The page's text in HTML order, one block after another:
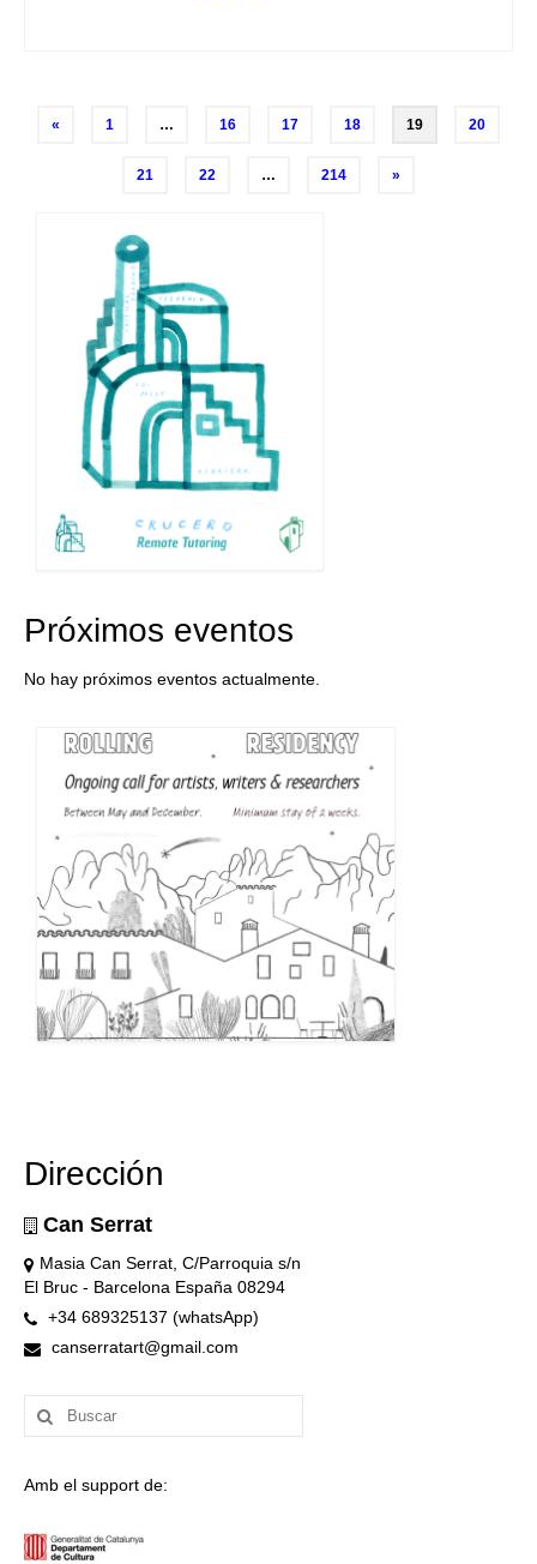
Navegación
« 1 … 16 17 18 19 20
21 22 … 214 »
Próximos eventos
No hay próximos eventos actualmente.
Dirección
Can Serrat
Masia Can Serrat, C/Parroquia s/n
El Bruc - Barcelona España 08294
+34 689325137 (whatsApp)
canserratart@gmail.com
Buscar
por:
Amb el support de: